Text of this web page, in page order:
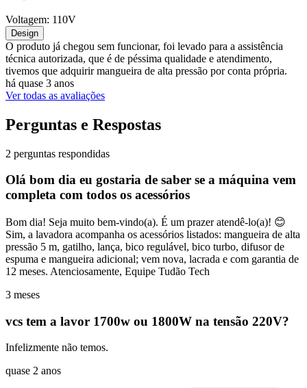
Voltagem: 110V
Design
O produto já chegou sem funcionar, foi levado para a assistência
técnica autorizada, que é de péssima qualidade e atendimento,
tivemos que adquirir mangueira de alta pressão por conta própria.
há quase 3 anos
Ver todas as avaliações
Perguntas e Respostas
2 perguntas respondidas
Olá bom dia eu gostaria de saber se a máquina vem
completa com todos os acessórios
Bom dia! Seja muito bem-vindo(a). É um prazer atendê-lo(a)! 😊
Sim, a lavadora acompanha os acessórios listados: mangueira de alta
pressão 5 m, gatilho, lança, bico regulável, bico turbo, difusor de
espuma e mangueira adicional; vem nova, lacrada e com garantia de
12 meses. Atenciosamente, Equipe Tudão Tech
3 meses
vcs tem a lavor 1700w ou 1800W na tensão 220V?
Infelizmente não temos.
quase 2 anos